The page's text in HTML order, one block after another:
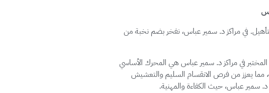
في مراكز د. سمير عباس، نفخر بضم نخبة من
في مراكز د. سمير عباس هي المحرك الأساسي
مما يعزز من فرص الانقسام السليم والتعشيش
سمير عباس، حيث الكفاءة والمهنية.